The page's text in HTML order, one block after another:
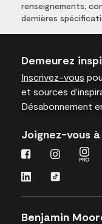
renseignements,
dernières
Demeurez
Inscrivez-vous
et sources
Désabonnement
Joignez-vous
Benjamin